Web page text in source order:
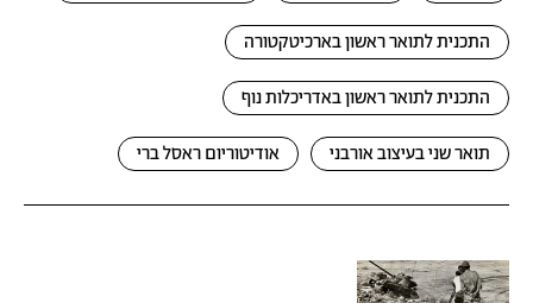
התכנית לתואר ראשון בארכיטקטורה
התכנית לתואר ראשון באדריכלות נוף
תואר שני בעיצוב אורבני אודיטוריום ראסל ברי